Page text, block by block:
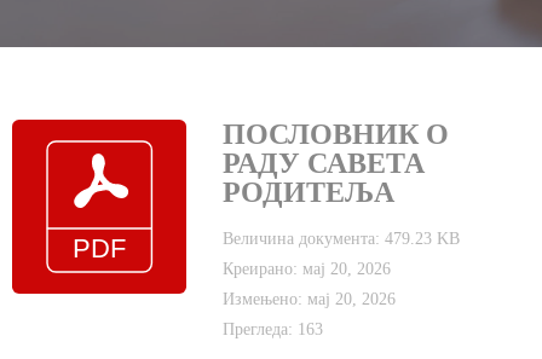
ПОСЛОВНИК О
РАДУ САВЕТА
РОДИТЕЉА
Величина документа: 479.23 KB
Креирано: мај 20, 2026
Измењено: мај 20, 2026
Прегледа: 163